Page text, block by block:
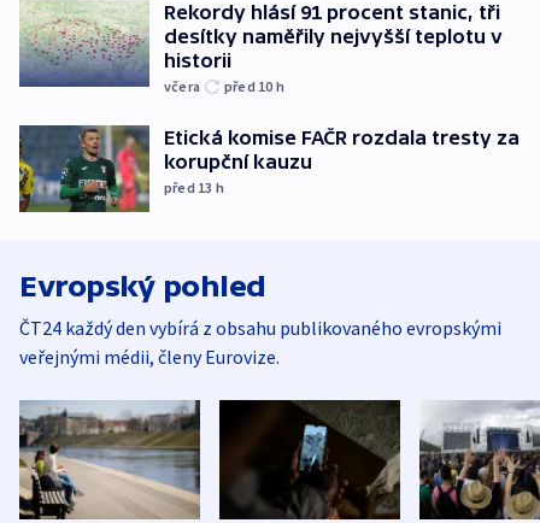
Rekordy hlásí 91 procent stanic, tři
desítky naměřily nejvyšší teplotu v
historii
včera před 10 h
Etická komise FAČR rozdala tresty za
korupční kauzu
před 13 h
Evropský pohled
ČT24 každý den vybírá z obsahu publikovaného evropskými
veřejnými médii, členy Eurovize.